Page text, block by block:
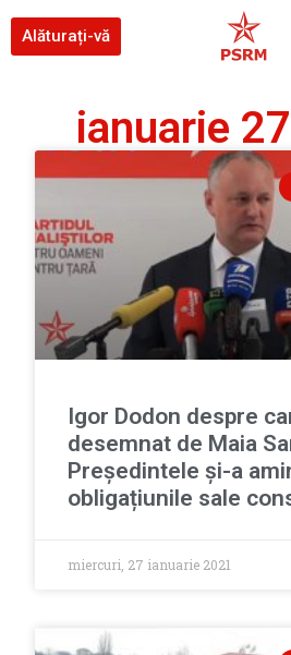
Alăturați-vă
ianuarie
Igor Dodon despre
desemnat de Maia
Președintele și-a
obligațiunile sale
miercuri, 27 ianuarie 2021